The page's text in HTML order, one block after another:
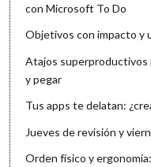
con Microsoft To Do
Objetivos con impacto y
Atajos superproductivos
y pegar
Tus apps te delatan:
Jueves de revisión y
Orden físico y